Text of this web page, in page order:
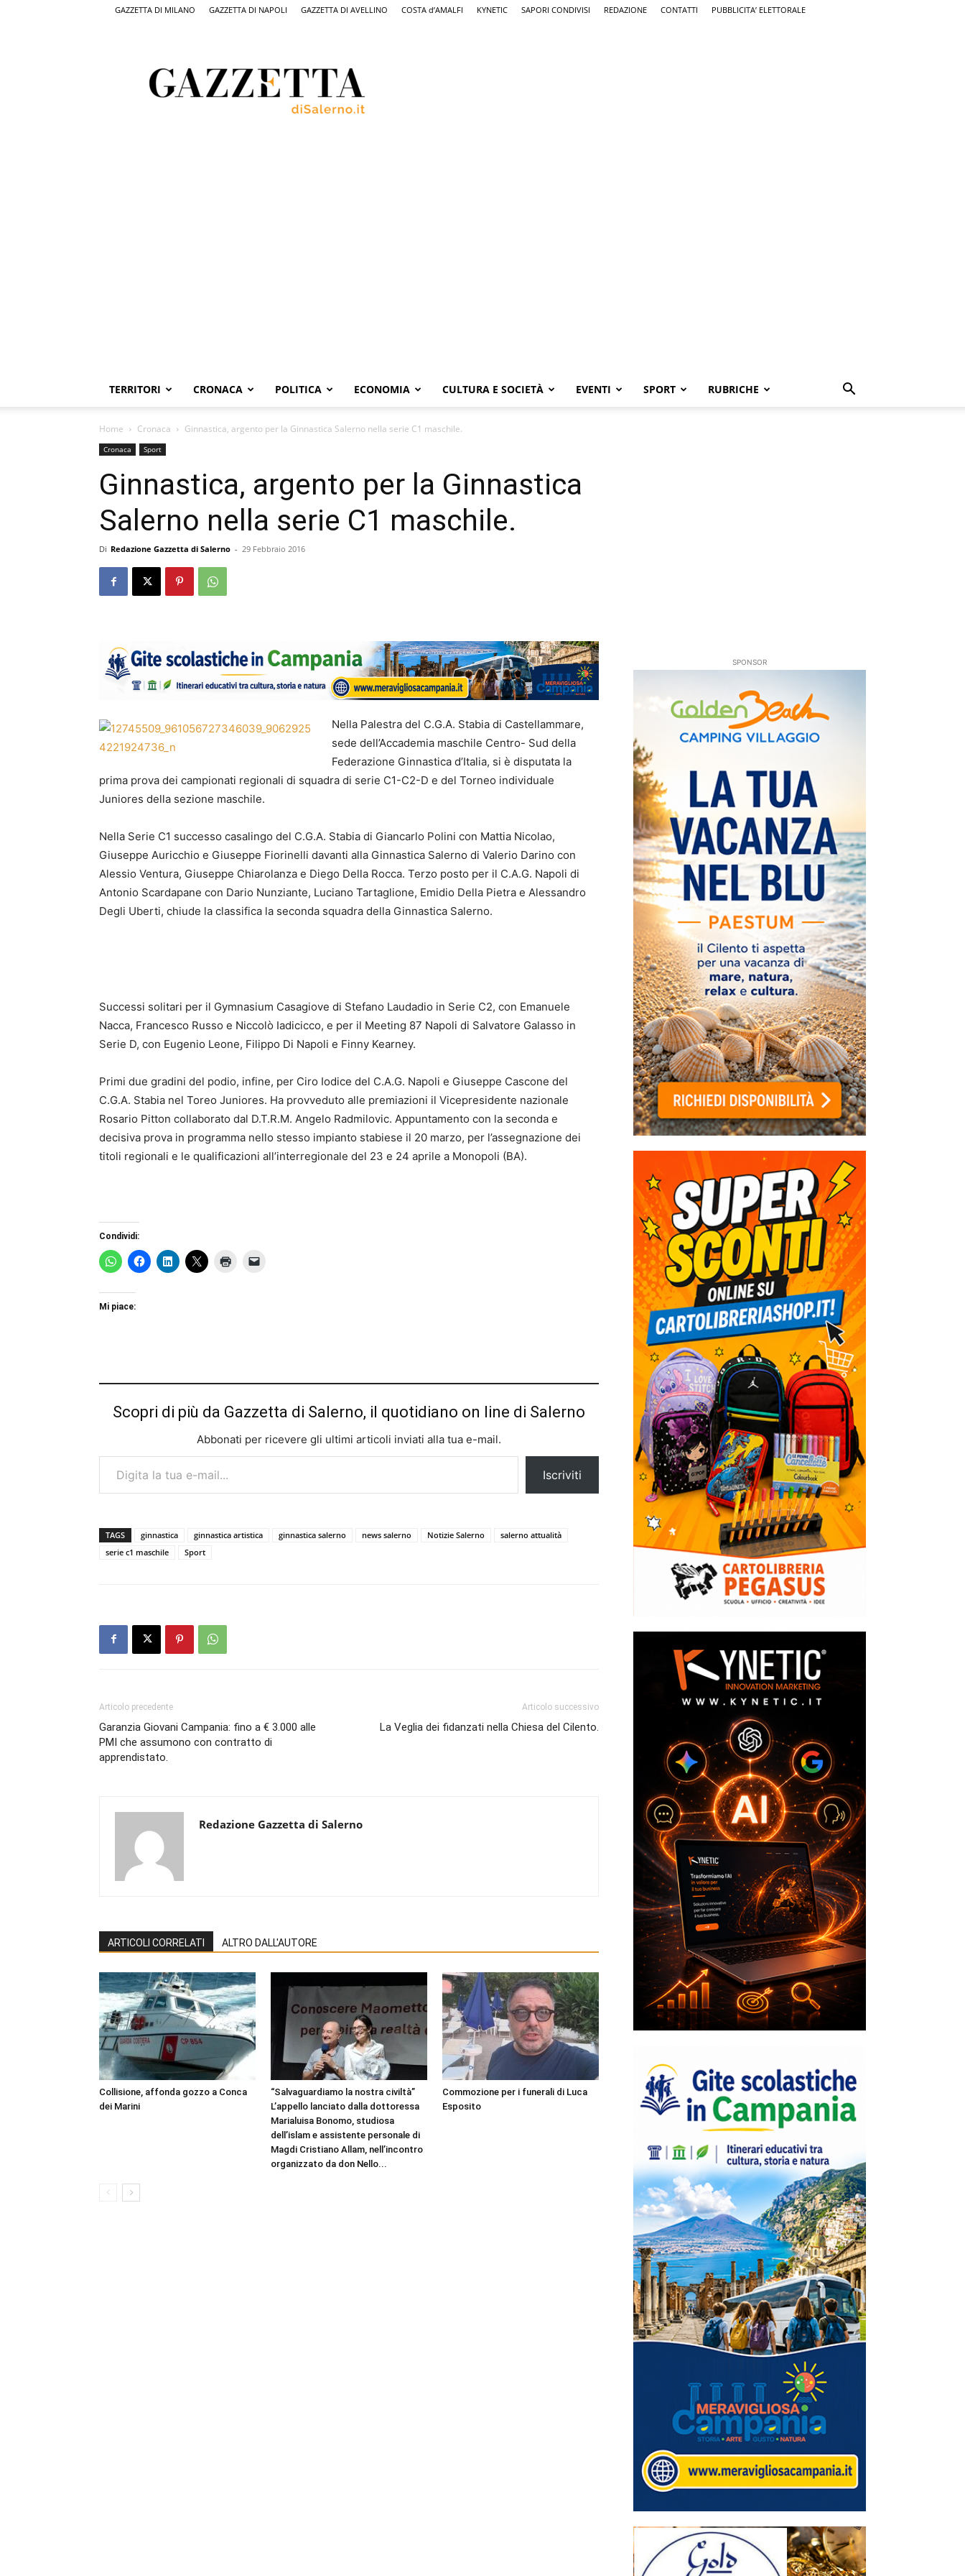
GAZZETTA DI MILANO GAZZETTA DI NAPOLI GAZZETTA DI AVELLINO COSTA d’AMALFI KYNETIC SAPORI CONDIVISI REDAZIONE CONTATTI PUBBLICITA’ ELETTORALE
Salerno,
il
quotidiano
TERRITORI CRONACA POLITICA ECONOMIA CULTURA E SOCIETÀ EVENTI SPORT RUBRICHE
Home Cronaca Ginnastica, argento per la Ginnastica Salerno nella serie C1 maschile.
Cronaca Sport
Ginnastica, argento per la Ginnastica
Salerno nella serie C1 maschile.
Di Redazione Gazzetta di Salerno - 29 Febbraio 2016
Nella Palestra del C.G.A. Stabia di Castellammare,
sede dell’Accademia maschile Centro- Sud della
Federazione Ginnastica d’Italia, si è disputata la
prima prova dei campionati regionali di squadra di serie C1-C2-D e del Torneo individuale
Juniores della sezione maschile.
Nella Serie C1 successo casalingo del C.G.A. Stabia di Giancarlo Polini con Mattia Nicolao,
Giuseppe Auricchio e Giuseppe Fiorinelli davanti alla Ginnastica Salerno di Valerio Darino con
Alessio Ventura, Giuseppe Chiarolanza e Diego Della Rocca. Terzo posto per il C.A.G. Napoli di
Antonio Scardapane con Dario Nunziante, Luciano Tartaglione, Emidio Della Pietra e Alessandro
Degli Uberti, chiude la classifica la seconda squadra della Ginnastica Salerno.
Successi solitari per il Gymnasium Casagiove di Stefano Laudadio in Serie C2, con Emanuele
Nacca, Francesco Russo e Niccolò Iadicicco, e per il Meeting 87 Napoli di Salvatore Galasso in
Serie D, con Eugenio Leone, Filippo Di Napoli e Finny Kearney.
Primi due gradini del podio, infine, per Ciro Iodice del C.A.G. Napoli e Giuseppe Cascone del
C.G.A. Stabia nel Toreo Juniores. Ha provveduto alle premiazioni il Vicepresidente nazionale
Rosario Pitton collaborato dal D.T.R.M. Angelo Radmilovic. Appuntamento con la seconda e
decisiva prova in programma nello stesso impianto stabiese il 20 marzo, per l’assegnazione dei
titoli regionali e le qualificazioni all’interregionale del 23 e 24 aprile a Monopoli (BA).
Condividi:
Mi piace:
Scopri di più da Gazzetta di Salerno, il quotidiano on line di Salerno
Abbonati per ricevere gli ultimi articoli inviati alla tua e-mail.
Digita la tua e-mail...
Iscriviti
TAGS ginnastica ginnastica artistica ginnastica salerno news salerno Notizie Salerno
salerno attualità
serie c1 maschile
Sport
Articolo precedente
Garanzia Giovani Campania: fino a € 3.000 alle
PMI che assumono con contratto di
apprendistato.
Articolo successivo
La Veglia dei fidanzati nella Chiesa del Cilento.
Redazione Gazzetta di Salerno
ARTICOLI CORRELATI ALTRO DALL'AUTORE
Collisione, affonda gozzo a Conca
dei Marini
“Salvaguardiamo la nostra civiltà”
L’appello lanciato dalla dottoressa
Marialuisa Bonomo, studiosa
dell’islam e assistente personale di
Magdi Cristiano Allam, nell’incontro
organizzato da don Nello...
Commozione per i funerali di Luca
Esposito
SPONSOR